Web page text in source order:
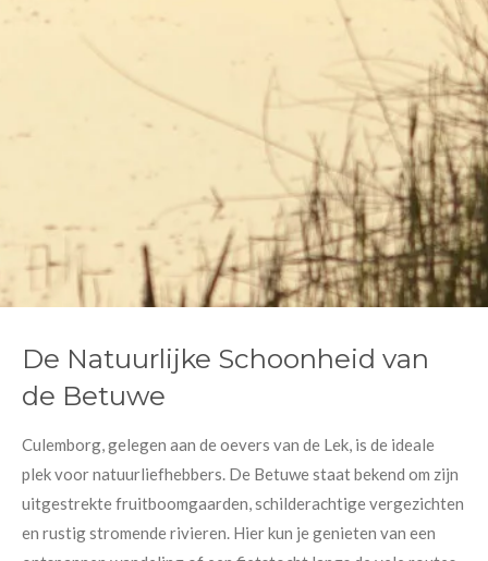
De Natuurlijke Schoonheid van
de Betuwe
Culemborg, gelegen aan de oevers van de Lek, is de ideale
plek voor natuurliefhebbers. De Betuwe staat bekend om zijn
uitgestrekte fruitboomgaarden, schilderachtige vergezichten
en rustig stromende rivieren. Hier kun je genieten van een